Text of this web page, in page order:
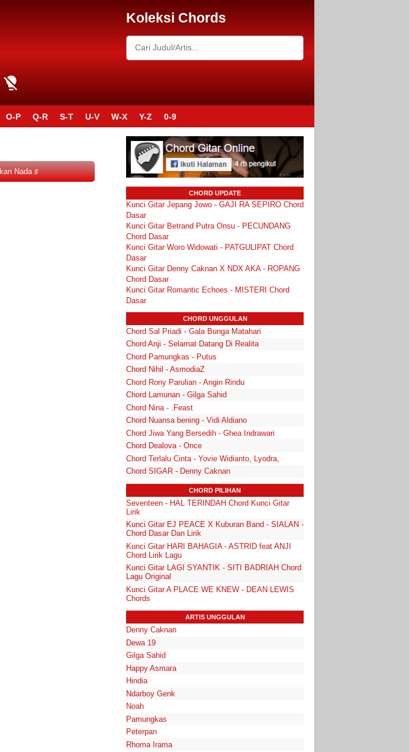
Koleksi Chords
O-P Q-R S-T U-V W-X Y-Z 0-9
CHORD UPDATE
Kunci Gitar Jepang Jowo - GAJI RA SEPIRO Chord
Dasar
Kunci Gitar Betrand Putra Onsu - PECUNDANG
Chord Dasar
Kunci Gitar Woro Widowati - PATGULIPAT Chord
Dasar
Kunci Gitar Denny Caknan X NDX AKA - ROPANG
Chord Dasar
Kunci Gitar Romantic Echoes - MISTERI Chord
Dasar
CHORD UNGGULAN
Chord Sal Priadi - Gala Bunga Matahari
Chord Anji - Selamat Datang Di Realita
Chord Pamungkas - Putus
Chord Nihil - AsmodiaZ
Chord Rony Parulian - Angin Rindu
Chord Lamunan - Gilga Sahid
Chord Nina - .Feast
Chord Nuansa bening - Vidi Aldiano
Chord Jiwa Yang Bersedih - Ghea Indrawari
Chord Dealova - Once
Chord Terlalu Cinta - Yovie Widianto, Lyodra,
Chord SIGAR - Denny Caknan
CHORD PILIHAN
Seventeen - HAL TERINDAH Chord Kunci Gitar
Lirik
Kunci Gitar EJ PEACE X Kuburan Band - SIALAN -
Chord Dasar Dan Lirik
Kunci Gitar HARI BAHAGIA - ASTRID feat ANJI
Chord Lirik Lagu
Kunci Gitar LAGI SYANTIK - SITI BADRIAH Chord
Lagu Original
Kunci Gitar A PLACE WE KNEW - DEAN LEWIS
Chords
ARTIS UNGGULAN
Denny Caknan
Dewa 19
Gilga Sahid
Happy Asmara
Hindia
Ndarboy Genk
Noah
Pamungkas
Peterpan
Rhoma Irama